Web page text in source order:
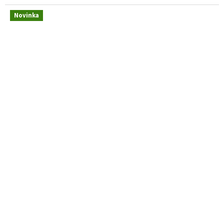
Novinka